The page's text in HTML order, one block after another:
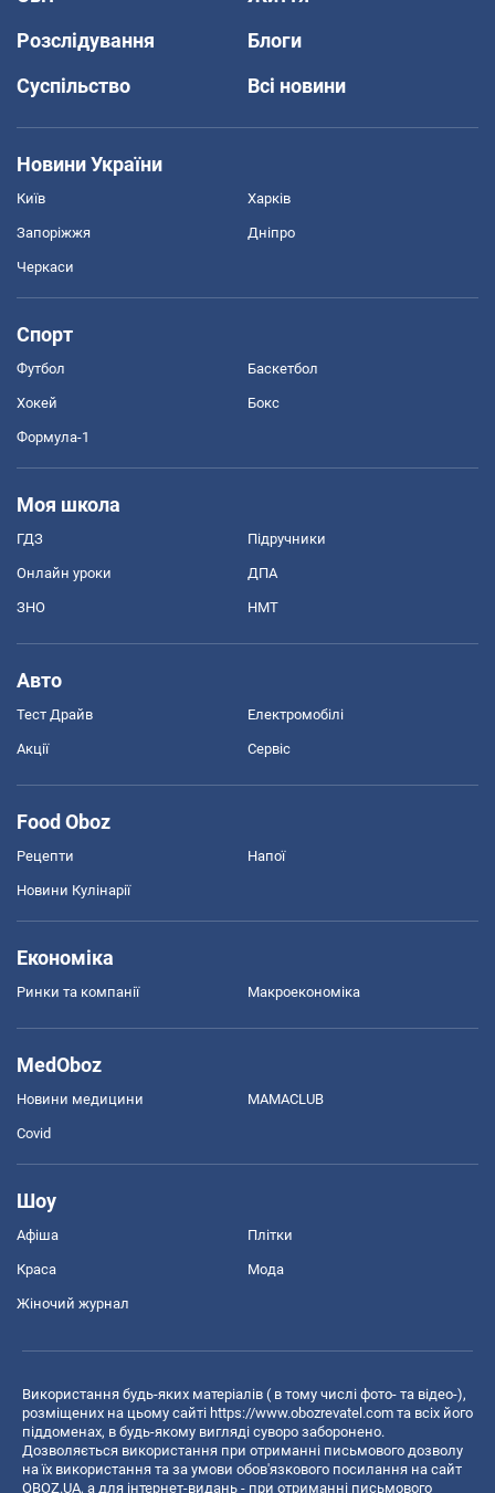
Розслідування
Блоги
Суспільство
Всі новини
Новини України
Київ Харків
Запоріжжя Дніпро
Черкаси
Спорт
Футбол Баскетбол
Хокей Бокс
Формула-1
Моя школа
ГДЗ Підручники
Онлайн уроки ДПА
ЗНО НМТ
Авто
Тест Драйв Електромобілі
Акції Сервіс
Food Oboz
Рецепти Напої
Новини Кулінарії
Економіка
Ринки та компанії Макроекономіка
MedOboz
Новини медицини MAMACLUB
Covid
Шоу
Афіша Плітки
Краса Мода
Жіночий журнал
Використання будь-яких матеріалів ( в тому числі фото- та відео-),
розміщених на цьому сайті https://www.obozrevatel.com та всіх його
піддоменах, в будь-якому вигляді суворо заборонено.
Дозволяється використання при отриманні письмового дозволу
на їх використання та за умови обов'язкового посилання на сайт
OBOZ.UA, а для інтернет-видань - при отриманні письмового